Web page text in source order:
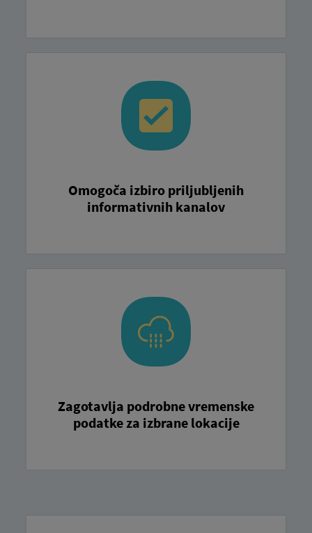
Omogoča izbiro priljubljenih
informativnih kanalov
Zagotavlja podrobne vremenske
podatke za izbrane lokacije